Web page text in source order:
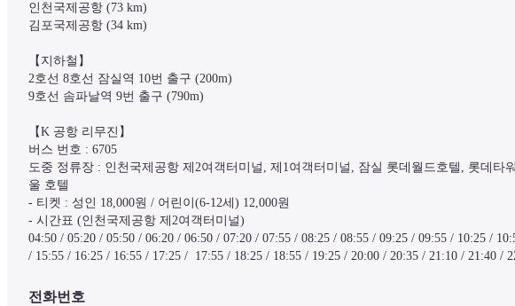
인천국제공항 (73 km)
김포국제공항 (34 km)
【지하철】
2호선 8호선 잠실역 10번 출구 (200m)
9호선 솜파날역 9번 출구 (790m)
【K 공항 리무진】
버스 번호 : 6705
도중 정류장 : 인천국제공항 제2여객터미널, 제1여객터미널, 잠실 롯데월드호텔, 롯데
울 호텔
- 티켓 : 성인 18,000원 / 어린이(6-12세) 12,000원
- 시간표 (인천국제공항 제2여객터미널)
04:50 / 05:20 / 05:50 / 06:20 / 06:50 / 07:20 / 07:55 / 08:25 / 08:55 / 09:25 / 09:55 / 10:25 /
/ 15:55 / 16:25 / 16:55 / 17:25 /  17:55 / 18:25 / 18:55 / 19:25 / 20:00 / 20:35 / 21:10 / 21:40 /
전화번호